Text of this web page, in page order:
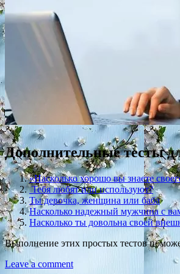
Дополнительные тесты
«Насколько хорошо вы знаете
Тебя любят или используют?
Ты девочка, женщина или баба
Насколько надежный мужчина с
Насколько ты довольна своей
Выполнение этих простых тестов
Leave a comment